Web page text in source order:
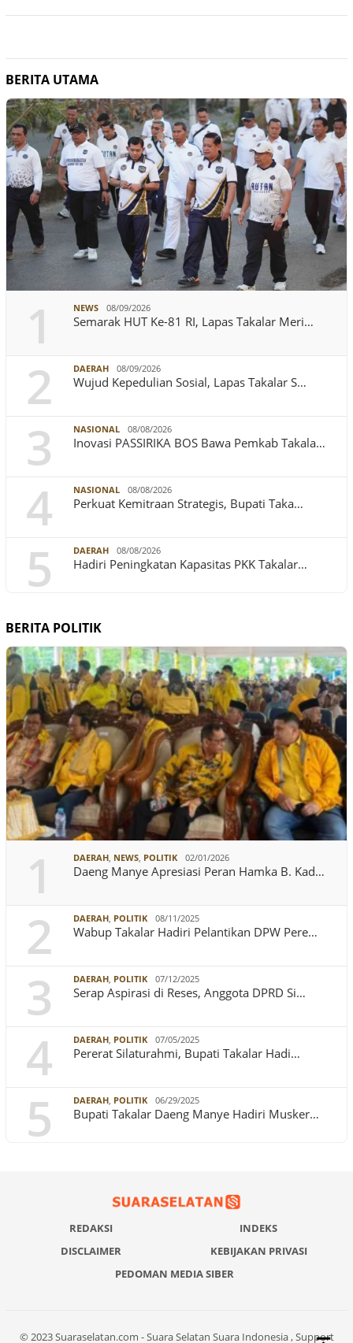
BERITA UTAMA
1 NEWS 08/09/2026
Semarak HUT Ke-81 RI, Lapas Takalar Meri…
2 DAERAH 08/09/2026
Wujud Kepedulian Sosial, Lapas Takalar S…
3 NASIONAL 08/08/2026
Inovasi PASSIRIKA BOS Bawa Pemkab Takala…
4 NASIONAL 08/08/2026
Perkuat Kemitraan Strategis, Bupati Taka…
5 DAERAH 08/08/2026
Hadiri Peningkatan Kapasitas PKK Takalar…
BERITA POLITIK
1 DAERAH, NEWS, POLITIK 02/01/2026
Daeng Manye Apresiasi Peran Hamka B. Kad…
2 DAERAH, POLITIK 08/11/2025
Wabup Takalar Hadiri Pelantikan DPW Pere…
3 DAERAH, POLITIK 07/12/2025
Serap Aspirasi di Reses, Anggota DPRD Si…
4 DAERAH, POLITIK 07/05/2025
Pererat Silaturahmi, Bupati Takalar Hadi…
5 DAERAH, POLITIK 06/29/2025
Bupati Takalar Daeng Manye Hadiri Musker…
REDAKSI
INDEKS
DISCLAIMER
KEBIJAKAN PRIVASI
PEDOMAN MEDIA SIBER
© 2023 Suaraselatan.com - Suara Selatan Suara Indonesia , Support